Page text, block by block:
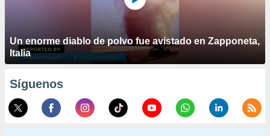
Un enorme diablo de polvo fue avistado en Zapponeta,
Italia
Síguenos